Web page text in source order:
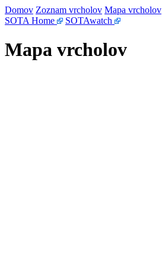
Domov Zoznam vrcholov Mapa vrcholov
SOTA Home
SOTAwatch
Mapa vrcholov